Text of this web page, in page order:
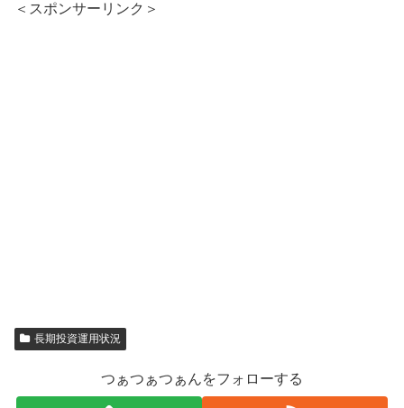
＜スポンサーリンク＞
長期投資運用状況
つぁつぁつぁんをフォローする